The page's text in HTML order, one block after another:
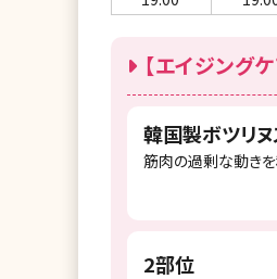
【エイジング
韓国製ボツリヌ
筋肉の過剰な動きを
2部位